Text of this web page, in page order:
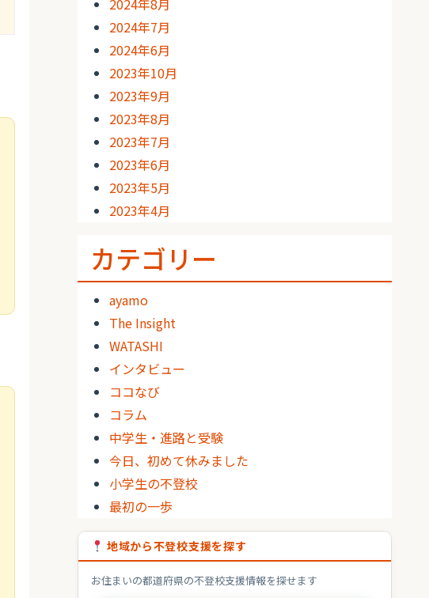
2024年8月
2024年7月
2024年6月
2023年10月
2023年9月
2023年8月
2023年7月
2023年6月
2023年5月
2023年4月
カテゴリー
ayamo
The Insight
WATASHI
インタビュー
ココなび
コラム
中学生・進路と受験
今日、初めて休みました
小学生の不登校
最初の一歩
地域から不登校支援を探す
お住まいの都道府県の不登校支援情報を探せます